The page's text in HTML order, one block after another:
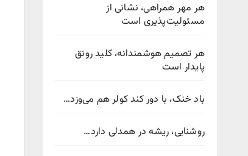
هر مهر همراهی، نشانی از
مسئولیت‌پذیری است
هر تصمیم هوشمندانه، کلید رونق
پایدار است
باد خنک، با دور کند کولر هم می‌وزد…
روشنایی، ریشه در همدلی دارد…